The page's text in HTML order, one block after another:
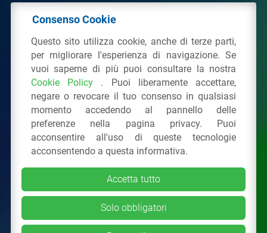
Plastiche da Riciclo
C.F. 97381090154
Via San Vittore 36 20123Milano (MI)
Tel.: 02 43928225.
Tutti i diritti riservati Privacy Policy &Cookie
Consenso Cookie
Questo sito utilizza cookie, anche di terze parti,
per migliorare l'esperienza di navigazione. Se
vuoi saperne di più puoi consultare la nostra
Cookie Policy . Puoi liberamente accettare,
negare o revocare il tuo consenso in qualsiasi
momento accedendo al pannello delle
preferenze nella pagina privacy. Puoi
acconsentire all'uso di queste tecnologie
acconsentendo a questa informativa.
Accetta tutto
Solo obbligatori